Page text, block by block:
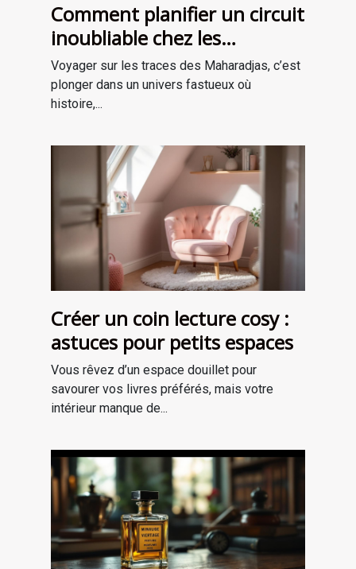
Comment planifier un circuit
inoubliable chez les
Maharadjas ?
Voyager sur les traces des Maharadjas, c’est
plonger dans un univers fastueux où
histoire,...
Créer un coin lecture cosy :
astuces pour petits espaces
Vous rêvez d’un espace douillet pour
savourer vos livres préférés, mais votre
intérieur manque de...